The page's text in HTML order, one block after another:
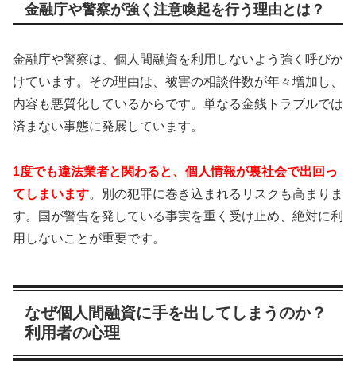
金融庁や警察が強く注意喚起を行う理由とは？
金融庁や警察は、個人間融資を利用しないよう強く呼びか
けています。その理由は、被害の相談件数が年々増加し、
内容も悪質化しているからです。単なる金銭トラブルでは
済まない事態に発展しています。
1度でも違法業者と関わると、個人情報が裏社会で出回っ
てしまいます。別の犯罪に巻き込まれるリスクも高まりま
す。国が警告を発している事実を重く受け止め、絶対に利
用しないことが重要です。
なぜ個人間融資に手を出してしまうのか？
利用者の心理